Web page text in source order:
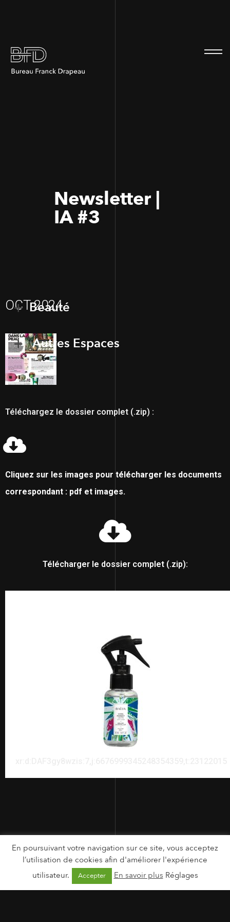
Newsletter |
IA #3
OCT 2024
Beauté
Autres Espaces
Téléchargez le dossier complet (.zip) :
Cliquez sur les images pour télécharger les documents
correspondant : pdf et images.
Télécharger le dossier complet (.zip):
En poursuivant votre navigation sur ce site, vous acceptez
l’utilisation de cookies afin d'améliorer l'expérience
utilisateur.
Accepter En savoir plus Réglages